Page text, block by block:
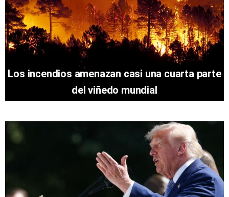
Los incendios amenazan casi una cuarta parte
del viñedo mundial